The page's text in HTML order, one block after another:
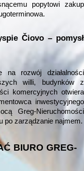
popytowi zakup
Čiovo – pomysł
rozwój działalności
willi, budynków z
komercyjnych otwiera
inwestycyjnego
Greg-Nieruchomości
po zarządzanie najmem.
BIURO GREG-